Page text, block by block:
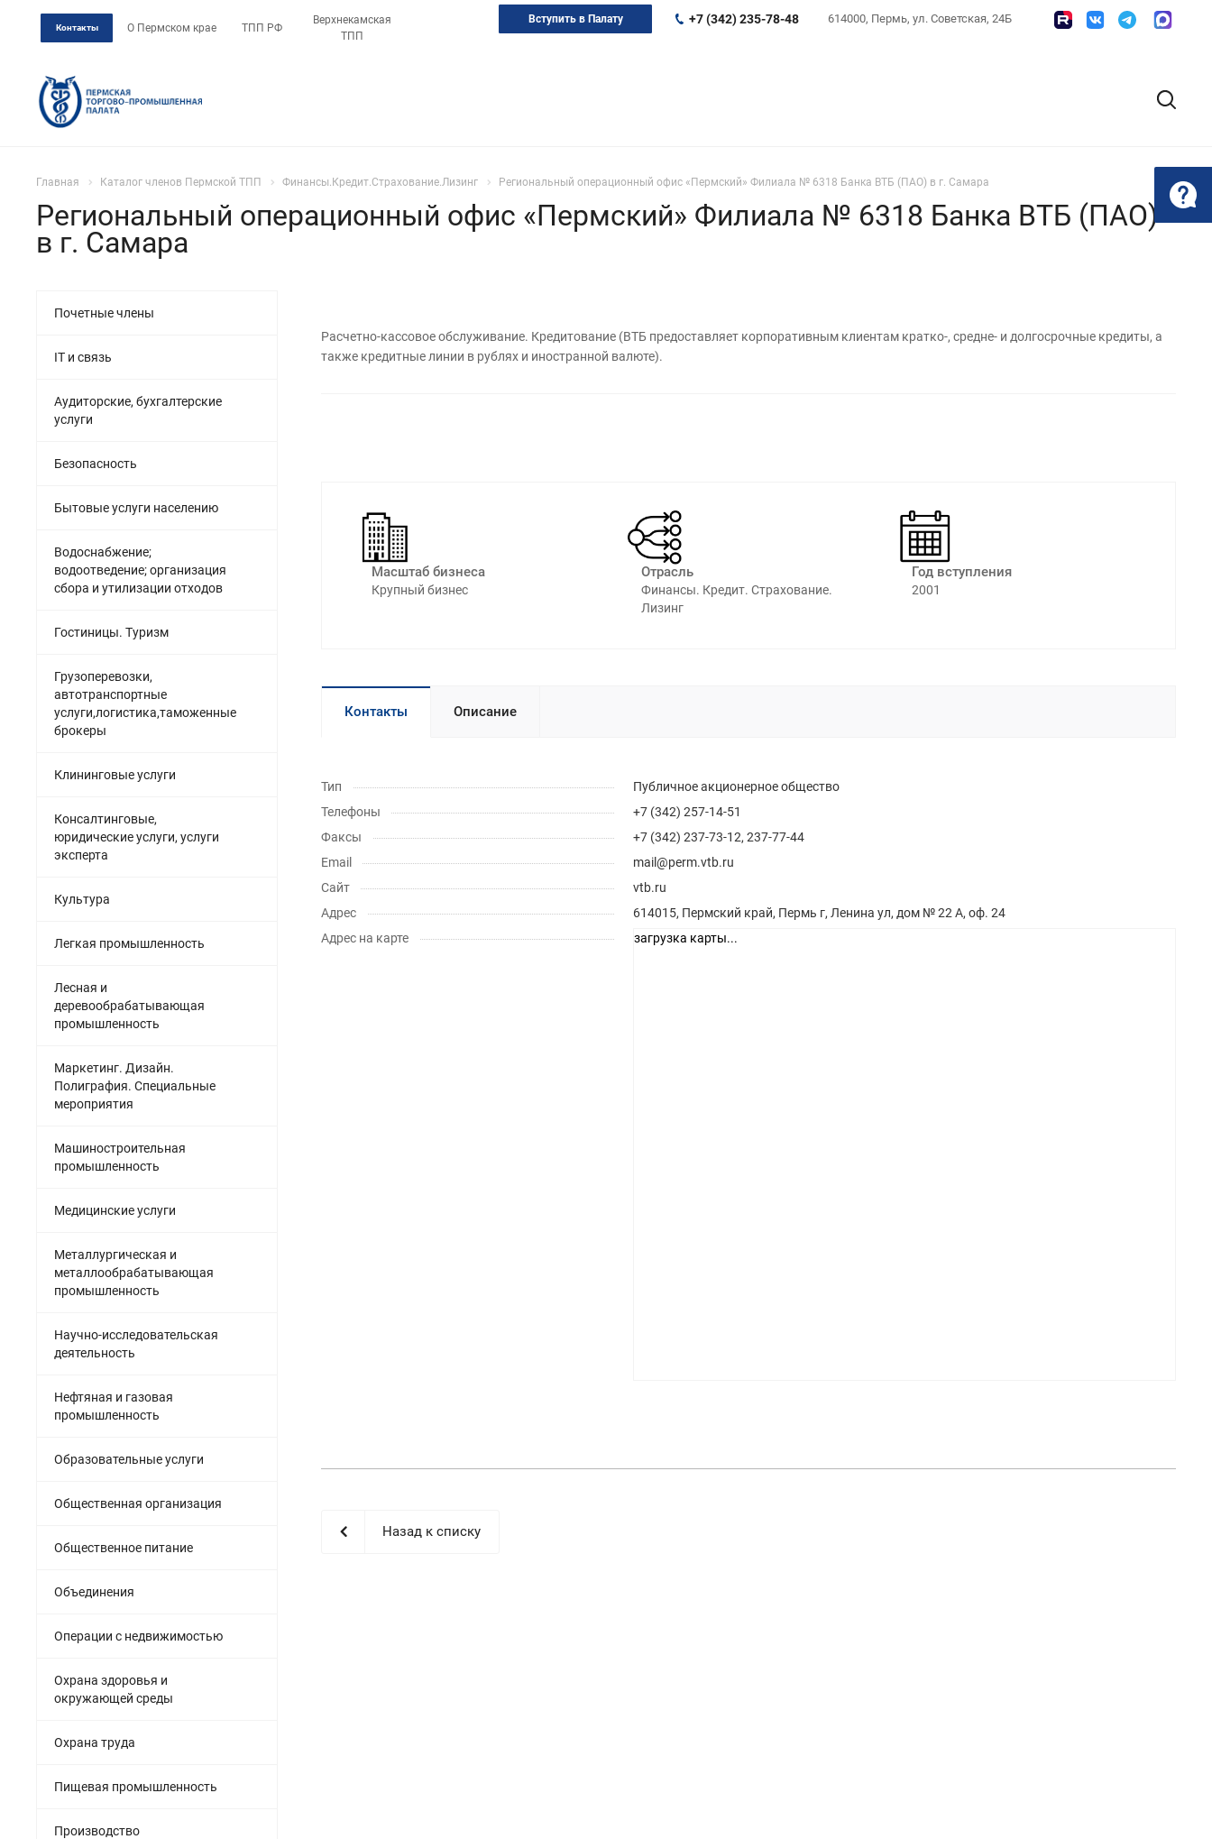
Контакты О Пермском крае ТПП РФ
Верхнекамская
ТПП
614000, Пермь, ул. Советская, 24Б
+7 (342) 235-78-48
Вступить в Палату
Главная Каталог членов Пермской ТПП Финансы.Кредит.Страхование.Лизинг Региональный операционный офис «Пермский» Филиала № 6318 Банка ВТБ (ПАО) в г. Самара
Региональный операционный офис «Пермский» Филиала № 6318 Банка ВТБ (ПАО)
в г. Самара
Расчетно-кассовое обслуживание. Кредитование (ВТБ предоставляет корпоративным клиентам кратко-, средне- и долгосрочные кредиты, а
также кредитные линии в рублях и иностранной валюте).
Масштаб бизнеса
Крупный бизнес
Отрасль
Финансы. Кредит. Страхование.
Лизинг⁠
Год вступления
2001
Контакты Описание
Тип
Публичное акционерное общество
Телефоны
+7 (342) 257-14-51
Факсы
+7 (342) 237-73-12, 237-77-44
Email
mail@perm.vtb.ru
Сайт
vtb.ru
Адрес
614015, Пермский край, Пермь г, Ленина ул, дом № 22 А, оф. 24
Адрес на карте
загрузка карты...
Назад к списку
Почетные члены
IT и связь
Аудиторские, бухгалтерские
услуги
Безопасность
Бытовые услуги населению
Водоснабжение;
водоотведение; организация
сбора и утилизации отходов
Гостиницы. Туризм
Грузоперевозки,
автотранспортные
услуги,логистика,таможенные
брокеры
Клининговые услуги
Консалтинговые,
юридические услуги, услуги
эксперта
Культура
Легкая промышленность
Лесная и
деревообрабатывающая
промышленность
Маркетинг. Дизайн.
Полиграфия. Специальные
мероприятия
Машиностроительная
промышленность
Медицинские услуги
Металлургическая и
металлообрабатывающая
промышленность
Научно-исследовательская
деятельность
Нефтяная и газовая
промышленность
Образовательные услуги
Общественная организация
Общественное питание
Объединения
Операции с недвижимостью
Охрана здоровья и
окружающей среды
Охрана труда
Пищевая промышленность
Производство